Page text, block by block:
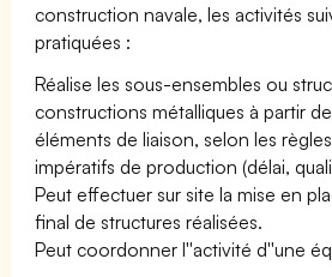
construction navale, les activités
pratiquées :
Réalise les sous-ensembles ou
constructions métalliques à partir
éléments de liaison, selon les
impératifs de production (délai,
Peut effectuer sur site la mise en
final de structures réalisées.
Peut coordonner l''activité d''une